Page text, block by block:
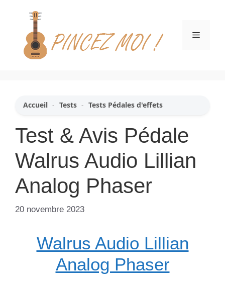
contenu
Menu
Accueil - Tests - Tests Pédales d'effets
Test & Avis Pédale
Walrus Audio Lillian
Analog Phaser
20 novembre 2023
Walrus Audio Lillian
Analog Phaser